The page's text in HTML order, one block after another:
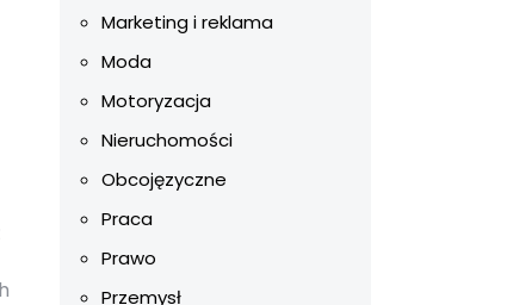
Marketing i reklama
Moda
Motoryzacja
Nieruchomości
Obcojęzyczne
Praca
Prawo
Przemysł